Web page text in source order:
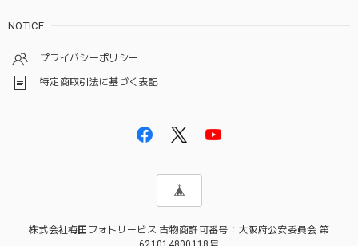
NOTICE
プライバシーポリシー
特定商取引法に基づく表記
株式会社梅田フォトサービス 古物商許可番号：大阪府公安委員会 第